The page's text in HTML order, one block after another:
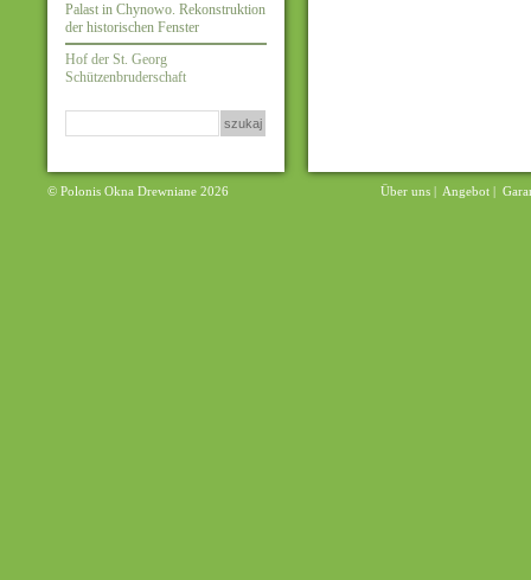
Palast in Chynowo. Rekonstruktion
der historischen Fenster
Hof der St. Georg
Schützenbruderschaft
© Polonis Okna Drewniane 2026 Über uns | Angebot |